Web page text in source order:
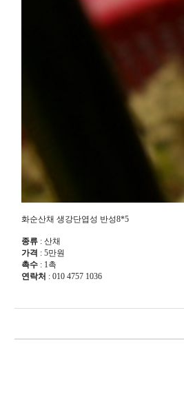
화순산채 생강단엽성 반성8*5
종류 : 산채
가격 : 5만원
촉수 : 1촉
연락처 : 010 4757 1036